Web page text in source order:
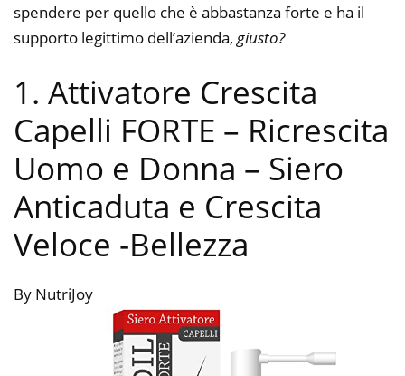
spendere per quello che è abbastanza forte e ha il
supporto legittimo dell’azienda, giusto?
1. Attivatore Crescita
Capelli FORTE – Ricrescita
Uomo e Donna – Siero
Anticaduta e Crescita
Veloce -Bellezza
By NutriJoy